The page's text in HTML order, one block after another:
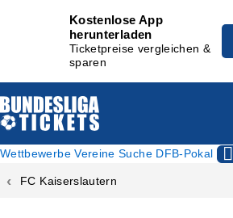
Kostenlose App
herunterladen
Ticketpreise vergleichen &
sparen
Wettbewerbe Vereine Suche DFB-Pokal
FC Kaiserslautern